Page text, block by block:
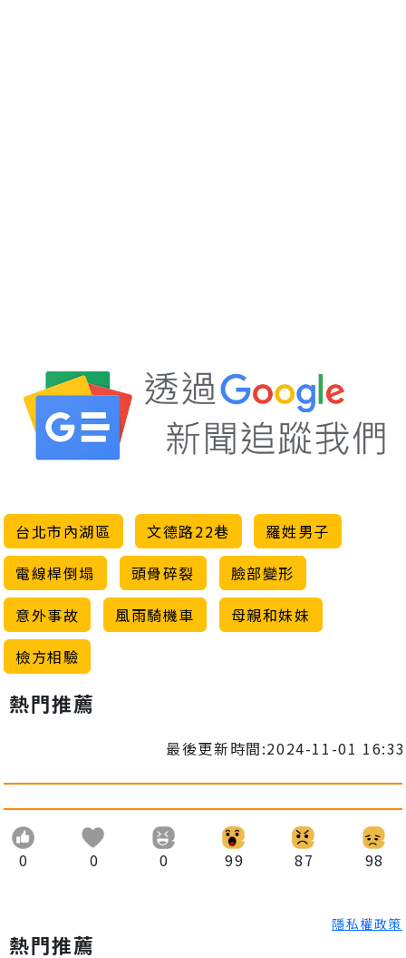
台北市內湖區 文德路22巷
羅姓男子
電線桿倒塌
頭骨碎裂
臉部變形
意外事故
風雨騎機車
母親和妹妹
檢方相驗
熱門推薦
最後更新時間:2024-11-01 16:33
0 0 0 99 87 98
隱私權政策
熱門推薦